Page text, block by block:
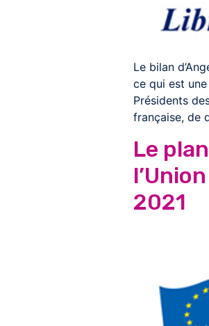
Le bilan
ce qui est
Présidents
française, de
Le
2021